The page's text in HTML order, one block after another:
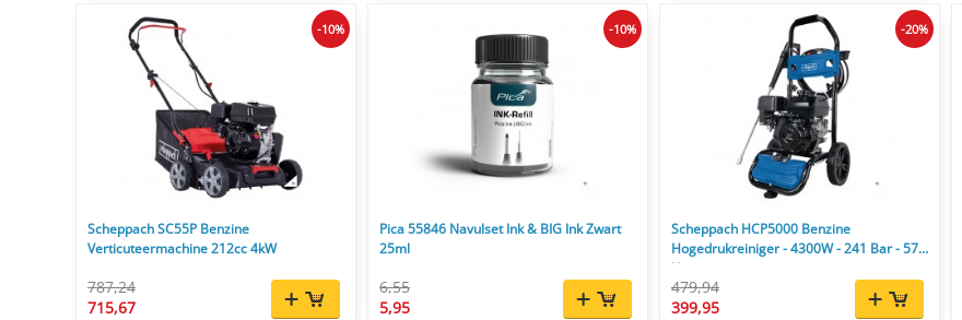
Scheppach SC55P Benzine
Verticuteermachine 212cc 4kW
787,24
715,67
-10%
Pica 55846 Navulset Ink & BIG Ink Zwart
25ml
6,55
5,95
-10%
Scheppach HCP5000 Benzine
Hogedrukreiniger - 4300W - 241 Bar - 570
l/u
479,94
399,95
-20%